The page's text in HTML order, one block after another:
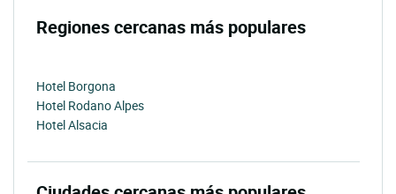
Regiones cercanas más populares
Hotel Borgona
Hotel Rodano Alpes
Hotel Alsacia